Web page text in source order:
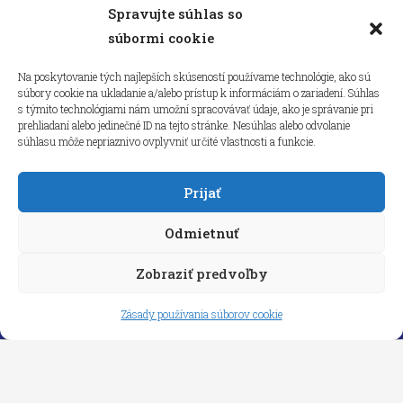
Spravujte súhlas so
súbormi cookie
Na poskytovanie tých najlepších skúseností používame technológie, ako sú
súbory cookie na ukladanie a/alebo prístup k informáciám o zariadení. Súhlas
s týmito technológiami nám umožní spracovávať údaje, ako je správanie pri
prehliadaní alebo jedinečné ID na tejto stránke. Nesúhlas alebo odvolanie
súhlasu môže nepriaznivo ovplyvniť určité vlastnosti a funkcie.
Prijať
Odmietnuť
Zobraziť predvoľby
Zásady používania súborov cookie
Kliknutím prijmete súbory cookie
Copyright © 2026 aneps.sk